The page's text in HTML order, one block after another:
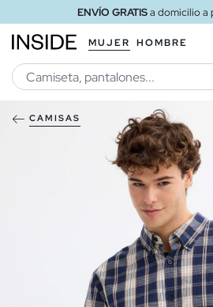
ENVÍO GRATISa domicilio a
MUJER HOMBRE
CAMISAS